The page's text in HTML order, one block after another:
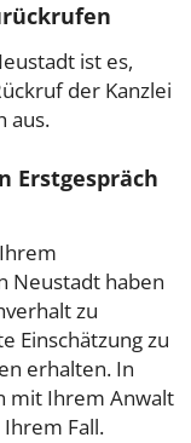
ist es,
der Kanzlei
aus.
Erstgespräch
Neustadt haben
zu
Einschätzung zu
erhalten. In
mit Ihrem Anwalt
Fall.